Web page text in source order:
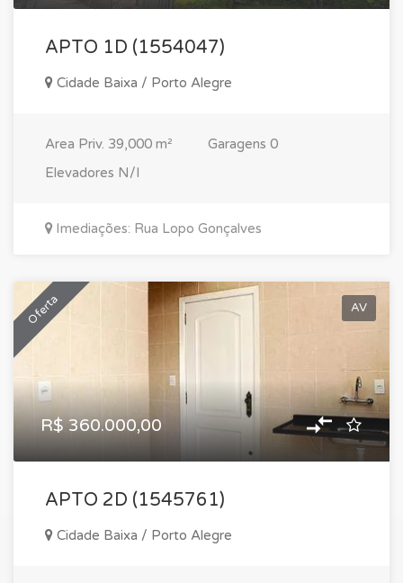
APTO 1D (1554047)
Cidade Baixa / Porto Alegre
Area Priv. 39,000 m² Garagens 0
Elevadores N/I
Imediações: Rua Lopo Gonçalves
Oferta AV
R$ 360.000,00
APTO 2D (1545761)
Cidade Baixa / Porto Alegre